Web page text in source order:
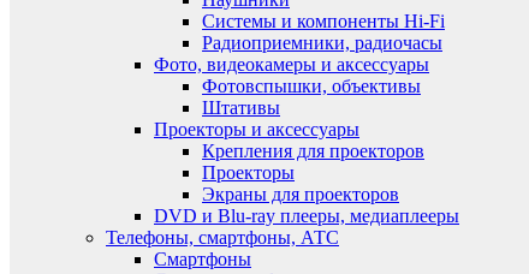
Системы и компоненты Hi-Fi
Радиоприемники, радиочасы
Фото, видеокамеры и аксессуары
Фотовспышки, объективы
Штативы
Проекторы и аксессуары
Крепления для проекторов
Проекторы
Экраны для проекторов
DVD и Blu-ray плееры, медиаплееры
Телефоны, смартфоны, АТС
Смартфоны